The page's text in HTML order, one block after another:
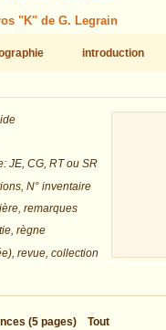
"K" de G. Legrain
introduction
JE, CG, RT ou SR
N° inventaire
remarques
règne
revue, collection
(5 pages)
Tout